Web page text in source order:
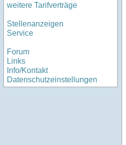
weitere Tarifverträge
Stellenanzeigen
Service
Forum
Links
Info/Kontakt
Datenschutzeinstellungen